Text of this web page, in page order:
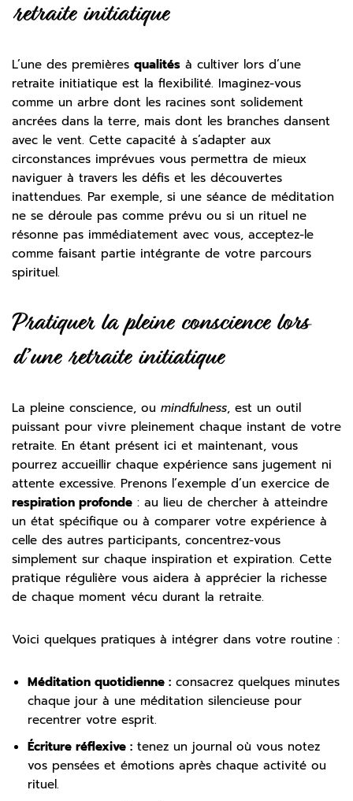
retraite initiatique
L’une des premières qualités à cultiver lors d’une
retraite initiatique est la flexibilité. Imaginez-vous
comme un arbre dont les racines sont solidement
ancrées dans la terre, mais dont les branches dansent
avec le vent. Cette capacité à s’adapter aux
circonstances imprévues vous permettra de mieux
naviguer à travers les défis et les découvertes
inattendues. Par exemple, si une séance de méditation
ne se déroule pas comme prévu ou si un rituel ne
résonne pas immédiatement avec vous, acceptez-le
comme faisant partie intégrante de votre parcours
spirituel.
Pratiquer la pleine conscience lors
d’une retraite initiatique
La pleine conscience, ou mindfulness, est un outil
puissant pour vivre pleinement chaque instant de votre
retraite. En étant présent ici et maintenant, vous
pourrez accueillir chaque expérience sans jugement ni
attente excessive. Prenons l’exemple d’un exercice de
respiration profonde : au lieu de chercher à atteindre
un état spécifique ou à comparer votre expérience à
celle des autres participants, concentrez-vous
simplement sur chaque inspiration et expiration. Cette
pratique régulière vous aidera à apprécier la richesse
de chaque moment vécu durant la retraite.
Voici quelques pratiques à intégrer dans votre routine :
Méditation quotidienne : consacrez quelques minutes
chaque jour à une méditation silencieuse pour
recentrer votre esprit.
Écriture réflexive : tenez un journal où vous notez
vos pensées et émotions après chaque activité ou
rituel.